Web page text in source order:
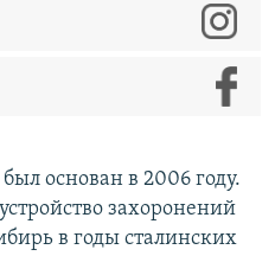
был основан в 2006 году.
захоронений
в годы сталинских